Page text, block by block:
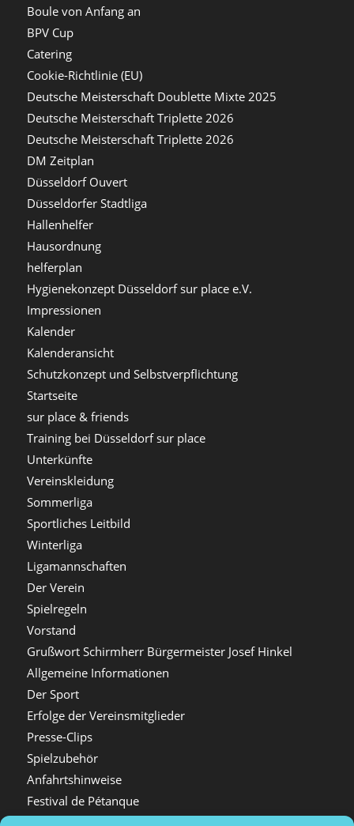
Boule von Anfang an
BPV Cup
Catering
Cookie-Richtlinie (EU)
Deutsche Meisterschaft Doublette Mixte 2025
Deutsche Meisterschaft Triplette 2026
Deutsche Meisterschaft Triplette 2026
DM Zeitplan
Düsseldorf Ouvert
Düsseldorfer Stadtliga
Hallenhelfer
Hausordnung
helferplan
Hygienekonzept Düsseldorf sur place e.V.
Impressionen
Kalender
Kalenderansicht
Schutzkonzept und Selbstverpflichtung
Startseite
sur place & friends
Training bei Düsseldorf sur place
Unterkünfte
Vereinskleidung
Sommerliga
Sportliches Leitbild
Winterliga
Ligamannschaften
Der Verein
Spielregeln
Vorstand
Grußwort Schirmherr Bürgermeister Josef Hinkel
Allgemeine Informationen
Der Sport
Erfolge der Vereinsmitglieder
Presse-Clips
Spielzubehör
Anfahrtshinweise
Festival de Pétanque